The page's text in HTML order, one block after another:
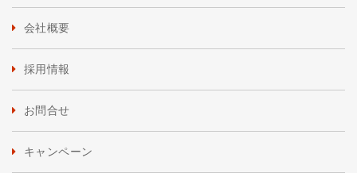
会社概要
採用情報
お問合せ
キャンペーン